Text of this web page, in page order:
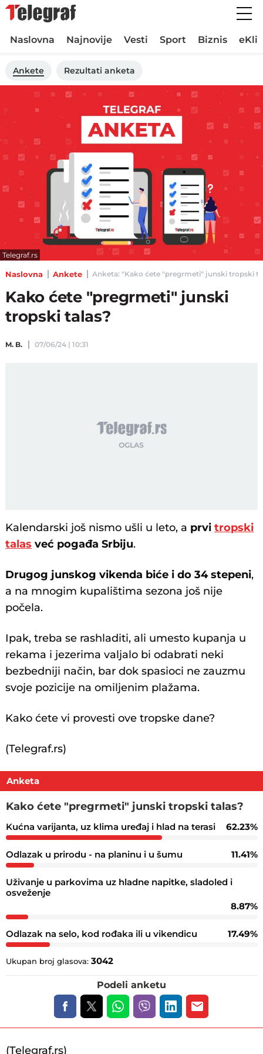
Naslovna Najnovije Vesti Sport Biznis
Ankete Rezultati anketa
Telegraf.rs
Naslovna Ankete Anketa: "Kako ćete "pregrmeti" junski tropski
Kako ćete "pregrmeti" junski
tropski talas?
M. B. 07/06/24 | 10:31
Kalendarski još nismo ušli u leto, a prvitropski
talas već pogađa Srbiju.
Drugog junskog vikenda biće i do 34 stepeni,
a na mnogim kupalištima sezona još nije
počela.
Ipak, treba se rashladiti, ali umesto kupanja u
rekama i jezerima valjalo bi odabrati neki
bezbedniji način, bar dok spasioci ne zauzmu
svoje pozicije na omiljenim plažama.
Kako ćete vi provesti ove tropske dane?
(Telegraf.rs)
Anketa
Kako ćete "pregrmeti" junski tropski talas?
Kućna varijanta, uz klima uređaj i hlad na terasi 62.23%
Odlazak u prirodu - na planinu i u šumu 11.41%
Uživanje u parkovima uz hladne napitke, sladoled i
osveženje
8.87%
Odlazak na selo, kod rođaka ili u vikendicu 17.49%
Ukupan broj glasova: 3042
Podeli anketu
(Telegraf.rs)